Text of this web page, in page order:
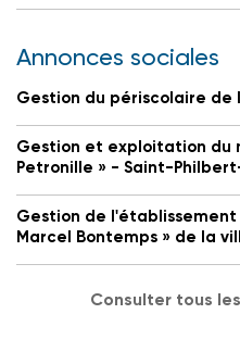
Annonces sociales
Gestion du périscolaire de
Gestion et exploitation du
Petronille » - Saint-
Gestion de
Marcel Bontemps » de la
Consulter tous